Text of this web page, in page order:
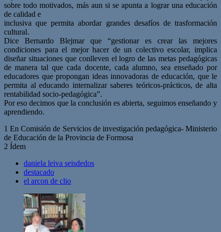
sobre todo motivados, más aun si se apunta a lograr una educación
de calidad e
inclusiva que permita abordar grandes desafíos de trasformación
cultural.
Dice Bernardo Blejmar que “gestionar es crear las mejores
condiciones para el mejor hacer de un colectivo escolar, implica
diseñar situaciones que conlleven el logro de las metas pedagógicas
de manera tal que cada docente, cada alumno, sea enseñado por
educadores que propongan ideas innovadoras de educación, que le
permita al educando internalizar saberes teóricos-prácticos, de alta
rentabilidad socio-pedagógica”.
Por eso decimos que la conclusión es abierta, seguimos enseñando y
aprendiendo.
1 En Comisión de Servicios de investigación pedagógica- Ministerio
de Educación de la Provincia de Formosa
2 Ídem
daniela leiva seisdedos
destacado
el arcon de clio